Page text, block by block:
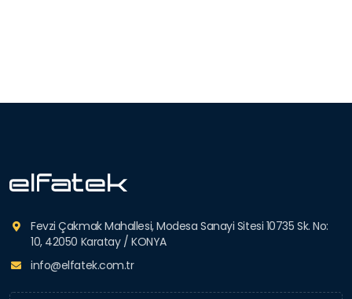
Fevzi Çakmak Mahallesi, Modesa Sanayi Sitesi 10735 Sk. No:
10, 42050 Karatay / KONYA
info@elfatek.com.tr